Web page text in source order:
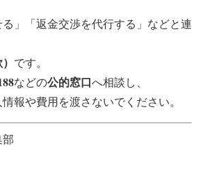
」「返金交渉を代行する」などと連
です。
などの公的窓口へ相談し、
報や費用を渡さないでください。